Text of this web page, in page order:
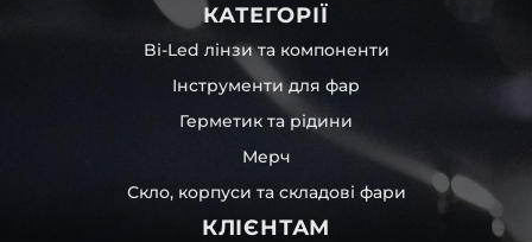
КАТЕГОРІЇ
Bi-Led лінзи та компоненти
Інструменти для фар
Герметик та рідини
Мерч
Скло, корпуси та складові фари
КЛІЄНТАМ